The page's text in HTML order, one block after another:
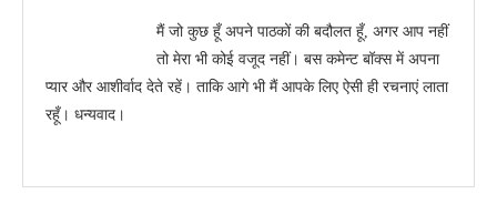
मैं जो कुछ हूँ अपने पाठकों की बदौलत हूँ, अगर आप नहीं
तो मेरा भी कोई वजूद नहीं। बस कमेन्ट बॉक्स में अपना
प्यार और आशीर्वाद देते रहें। ताकि आगे भी मैं आपके लिए ऐसी ही रचनाएं लाता
रहूँ। धन्यवाद।